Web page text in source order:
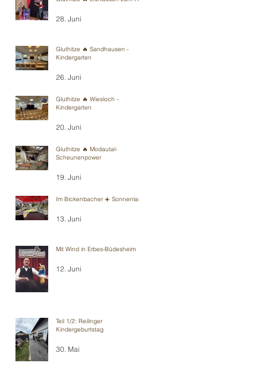
28. Juni
Gluthitze 🔥 Sandhausen -
Kindergarten
26. Juni
Gluthitze 🔥 Wiesloch -
Kindergarten
20. Juni
Gluthitze 🔥 Modautal-
Scheunenpower
19. Juni
Im Bickenbacher ☀️ Sonnenland
13. Juni
Mit Wind in Erbes-Büdesheim
12. Juni
Teil 1/2: Reilinger
Kindergeburtstag
30. Mai